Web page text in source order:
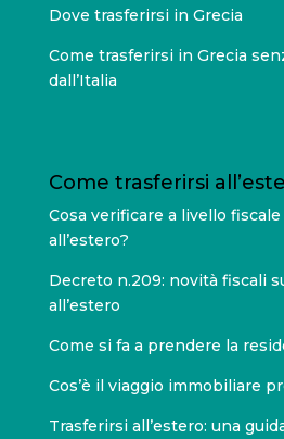
Dove trasferirsi in Grecia
Come trasferirsi in Grecia
dall’Italia
Come trasferirsi
Cosa verificare a livello
all’estero?
Decreto n.209: novità fiscali
all’estero
Come si fa a prendere la
Cos’è il viaggio immobiliare
Trasferirsi all’estero: una